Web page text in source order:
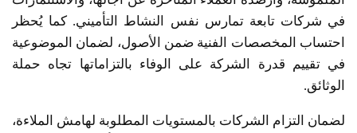
في شركات تابعة تمارس نفس النشاط التأميني. كما يُحظر
احتساب المخصصات الفنية ضمن الأصول، لضمان الموضوعية
في تقييم قدرة الشركة على الوفاء بالتزاماتها تجاه حملة
الوثائق.
لضمان التزام الشركات بالمستويات المطلوبة لهامش الملاءة،